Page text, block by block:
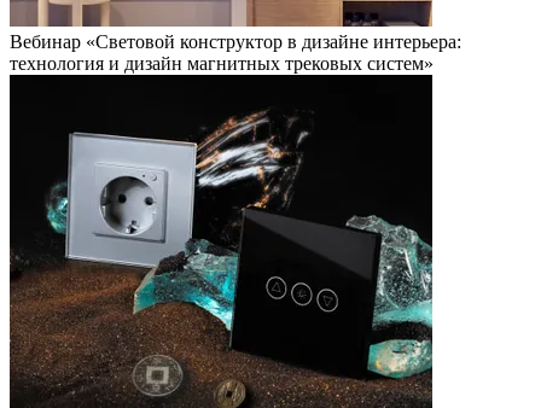
Вебинар «Световой конструктор в дизайне интерьера:
технология и дизайн магнитных трековых систем»